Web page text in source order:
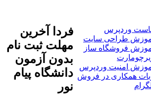
وردپرس
طراحی سایت
فروشگاه ساز
امنیت وردپرس
همکاری در فروش
فردا آخرین
مهلت ثبت نام
بدون آزمون
دانشگاه پیام
نور